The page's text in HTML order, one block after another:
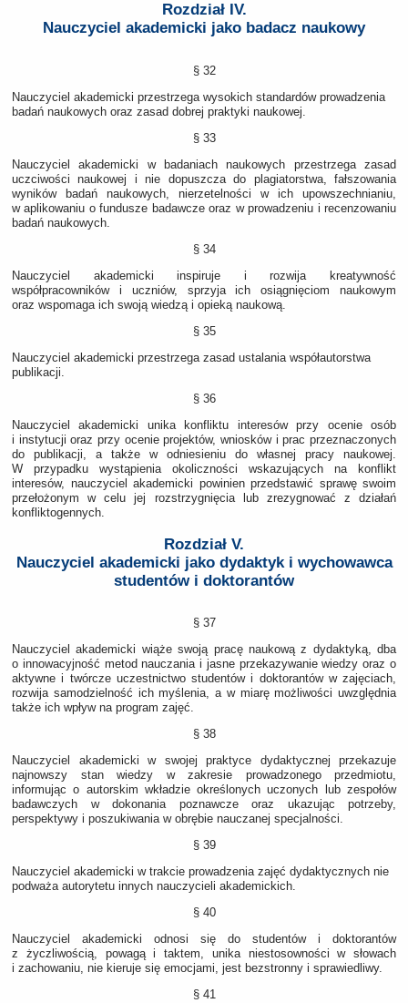
Rozdział IV.
Nauczyciel akademicki jako badacz naukowy
§ 32
Nauczyciel akademicki przestrzega wysokich standardów prowadzenia
badań naukowych oraz zasad dobrej praktyki naukowej.
§ 33
Nauczyciel akademicki w badaniach naukowych przestrzega zasad
uczciwości naukowej i nie dopuszcza do plagiatorstwa, fałszowania
wyników badań naukowych, nierzetelności w ich upowszechnianiu,
w aplikowaniu o fundusze badawcze oraz w prowadzeniu i recenzowaniu
badań naukowych.
§ 34
Nauczyciel akademicki inspiruje i rozwija kreatywność
współpracowników i uczniów, sprzyja ich osiągnięciom naukowym
oraz wspomaga ich swoją wiedzą i opieką naukową.
§ 35
Nauczyciel akademicki przestrzega zasad ustalania współautorstwa
publikacji.
§ 36
Nauczyciel akademicki unika konfliktu interesów przy ocenie osób
i instytucji oraz przy ocenie projektów, wniosków i prac przeznaczonych
do publikacji, a także w odniesieniu do własnej pracy naukowej.
W przypadku wystąpienia okoliczności wskazujących na konflikt
interesów, nauczyciel akademicki powinien przedstawić sprawę swoim
przełożonym w celu jej rozstrzygnięcia lub zrezygnować z działań
konfliktogennych.
Rozdział V.
Nauczyciel akademicki jako dydaktyk i wychowawca
studentów i doktorantów
§ 37
Nauczyciel akademicki wiąże swoją pracę naukową z dydaktyką, dba
o innowacyjność metod nauczania i jasne przekazywanie wiedzy oraz o
aktywne i twórcze uczestnictwo studentów i doktorantów w zajęciach,
rozwija samodzielność ich myślenia, a w miarę możliwości uwzględnia
także ich wpływ na program zajęć.
§ 38
Nauczyciel akademicki w swojej praktyce dydaktycznej przekazuje
najnowszy stan wiedzy w zakresie prowadzonego przedmiotu,
informując o autorskim wkładzie określonych uczonych lub zespołów
badawczych w dokonania poznawcze oraz ukazując potrzeby,
perspektywy i poszukiwania w obrębie nauczanej specjalności.
§ 39
Nauczyciel akademicki w trakcie prowadzenia zajęć dydaktycznych nie
podważa autorytetu innych nauczycieli akademickich.
§ 40
Nauczyciel akademicki odnosi się do studentów i doktorantów
z życzliwością, powagą i taktem, unika niestosowności w słowach
i zachowaniu, nie kieruje się emocjami, jest bezstronny i sprawiedliwy.
§ 41